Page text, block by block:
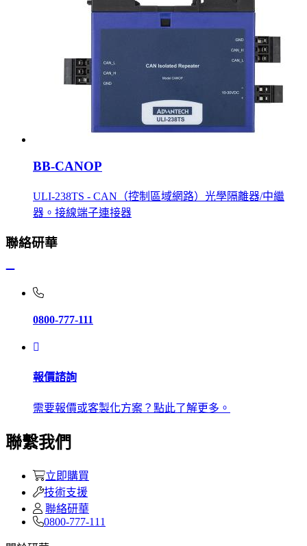
BB-CANOP
ULI-238TS - CAN（控制區域網路）光學隔離器/中繼
器。接線端子連接器
聯絡研華
0800-777-111
報價諮詢
需要報價或客製化方案？點此了解更多。
聯繫我們
立即購買
技術支援
聯絡研華
0800-777-111